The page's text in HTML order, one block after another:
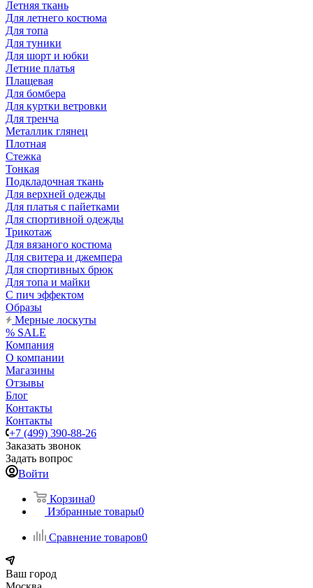
Летняя ткань
Для летнего костюма
Для топа
Для туники
Для шорт и юбки
Летние платья
Плащевая
Для бомбера
Для куртки ветровки
Для тренча
Металлик глянец
Плотная
Стежка
Тонкая
Подкладочная ткань
Для верхней одежды
Для платья с пайетками
Для спортивной одежды
Трикотаж
Для вязаного костюма
Для свитера и джемпера
Для спортивных брюк
Для топа и майки
С пич эффектом
Образы
Мерные лоскуты
% SALE
Компания
О компании
Магазины
Отзывы
Блог
Контакты
Контакты
+7 (499) 390-88-26
Заказать звонок
Задать вопрос
Войти
Корзина0
Избранные товары0
Сравнение товаров0
Ваш город